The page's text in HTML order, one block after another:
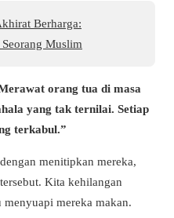
Berharga:
Muslim
orang tua di masa
yang tak ternilai. Setiap
terkabul.”
menitipkan mereka,
Kita kehilangan
mereka makan.